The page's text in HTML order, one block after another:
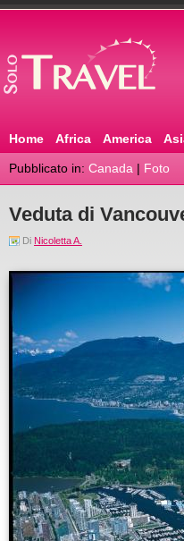
Home Africa America
Pubblicato in: Canada | Foto
Veduta di
Di Nicoletta A.